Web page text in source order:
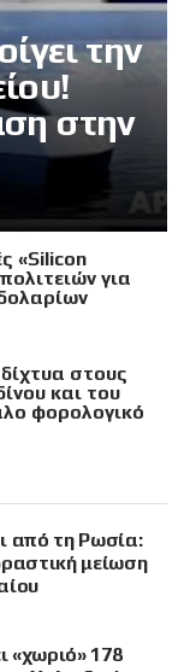
την
στην
«Silicon
για
στους
και του
φορολογικό
από τη Ρωσία:
μείωση
«χωριό» 178